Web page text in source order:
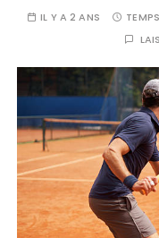
IL Y A 2 ANS